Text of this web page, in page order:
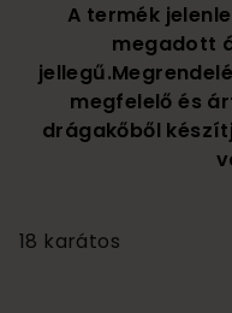
A termék
megadott
megfelelő és
drágakőből
18 karátos